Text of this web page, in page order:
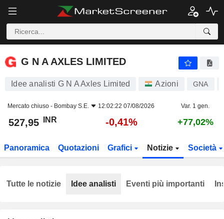
G N A AXLES LIMITED
G N A AXLES LIMITED
Idee analisti G N A Axles Limited Azioni GNA
Mercato chiuso - Bombay S.E. 12:02:22 07/08/2026 Var. 1 gen.
527,95 INR -0,41% +77,02%
Panoramica Quotazioni Grafici Notizie Società
Tutte le notizie Idee analisti Eventi più importanti